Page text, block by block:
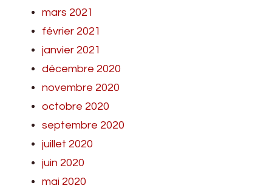
mars 2021
février 2021
janvier 2021
décembre 2020
novembre 2020
octobre 2020
septembre 2020
juillet 2020
juin 2020
mai 2020